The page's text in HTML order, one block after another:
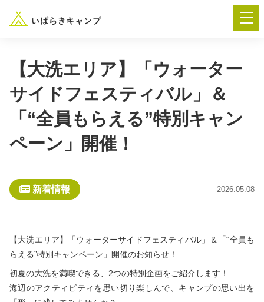
― AUTUMN FESTA 2026 ―
イベント-トップ
イベント情報 春夏キャンプ
秋冬キャンプ 山間キャンプ
【大洗エリア】「ウォーター
サイドフェスティバル」＆
「“全員もらえる”特別キャン
ペーン」開催！
新着情報 2026.05.08
【大洗エリア】「ウォーターサイドフェスティバル」＆「“全員も
らえる”特別キャンペーン」開催のお知らせ！
初夏の大洗を満喫できる、2つの特別企画をご紹介します！
海辺のアクティビティを思い切り楽しんで、キャンプの思い出を